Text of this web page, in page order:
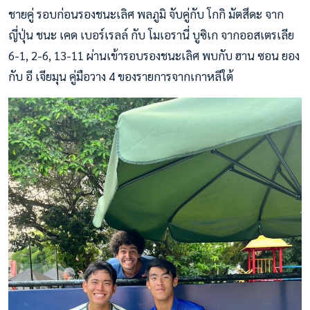
ชายคู่ รอบก่อนรองชนะเลิศ พลภูมิ จับคู่กับ โกกิ มัตสึดะ จาก
ญี่ปุ่น ชนะ เคด เบอร์เรลล์ กับ โมเอรานี่ บูซิเก จากออสเตรเลีย
6-1, 2-6, 13-11 ผ่านเข้ารอบรองชนะเลิศ พบกับ ฮาน ซอน ยอง
กับ อี เจียมุน คู่มือวาง 4 ของรายการจากเกาหลีใต้